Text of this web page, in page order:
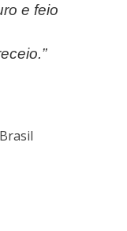
e feio